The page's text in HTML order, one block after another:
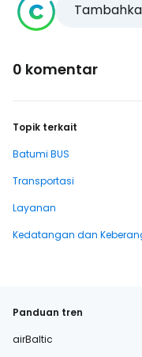
0 komentar
Topik terkait
Batumi BUS
Transportasi
Layanan
Kedatangan dan
Panduan tren
airBaltic